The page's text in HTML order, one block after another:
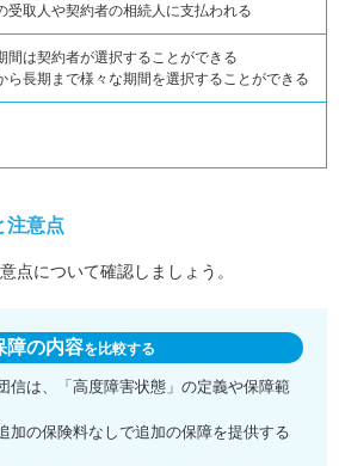
受取人や契約者の相続人に支払われる
間は契約者が選択することができる
ら長期まで様々な期間を選択することができる
注意点
点について確認しましょう。
障の内容を比較する
信は、「高度障害状態」の定義や保障範
加の保険料なしで追加の保障を提供する